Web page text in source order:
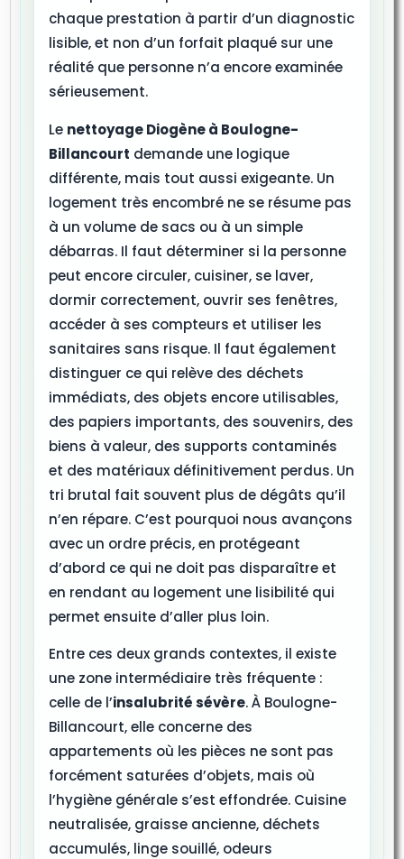
chaque prestation à partir d’un diagnostic
lisible, et non d’un forfait plaqué sur une
réalité que personne n’a encore examinée
sérieusement.
Le nettoyage Diogène à Boulogne-
Billancourt demande une logique
différente, mais tout aussi exigeante. Un
logement très encombré ne se résume pas
à un volume de sacs ou à un simple
débarras. Il faut déterminer si la personne
peut encore circuler, cuisiner, se laver,
dormir correctement, ouvrir ses fenêtres,
accéder à ses compteurs et utiliser les
sanitaires sans risque. Il faut également
distinguer ce qui relève des déchets
immédiats, des objets encore utilisables,
des papiers importants, des souvenirs, des
biens à valeur, des supports contaminés
et des matériaux définitivement perdus. Un
tri brutal fait souvent plus de dégâts qu’il
n’en répare. C’est pourquoi nous avançons
avec un ordre précis, en protégeant
d’abord ce qui ne doit pas disparaître et
en rendant au logement une lisibilité qui
permet ensuite d’aller plus loin.
Entre ces deux grands contextes, il existe
une zone intermédiaire très fréquente :
celle de l’insalubrité sévère. À Boulogne-
Billancourt, elle concerne des
appartements où les pièces ne sont pas
forcément saturées d’objets, mais où
l’hygiène générale s’est effondrée. Cuisine
neutralisée, graisse ancienne, déchets
accumulés, linge souillé, odeurs